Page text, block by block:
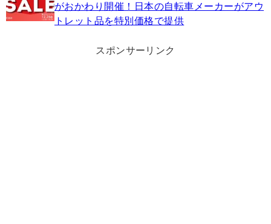
がおかわり開催！日本の自転車メーカーがアウ
トレット品を特別価格で提供
スポンサーリンク